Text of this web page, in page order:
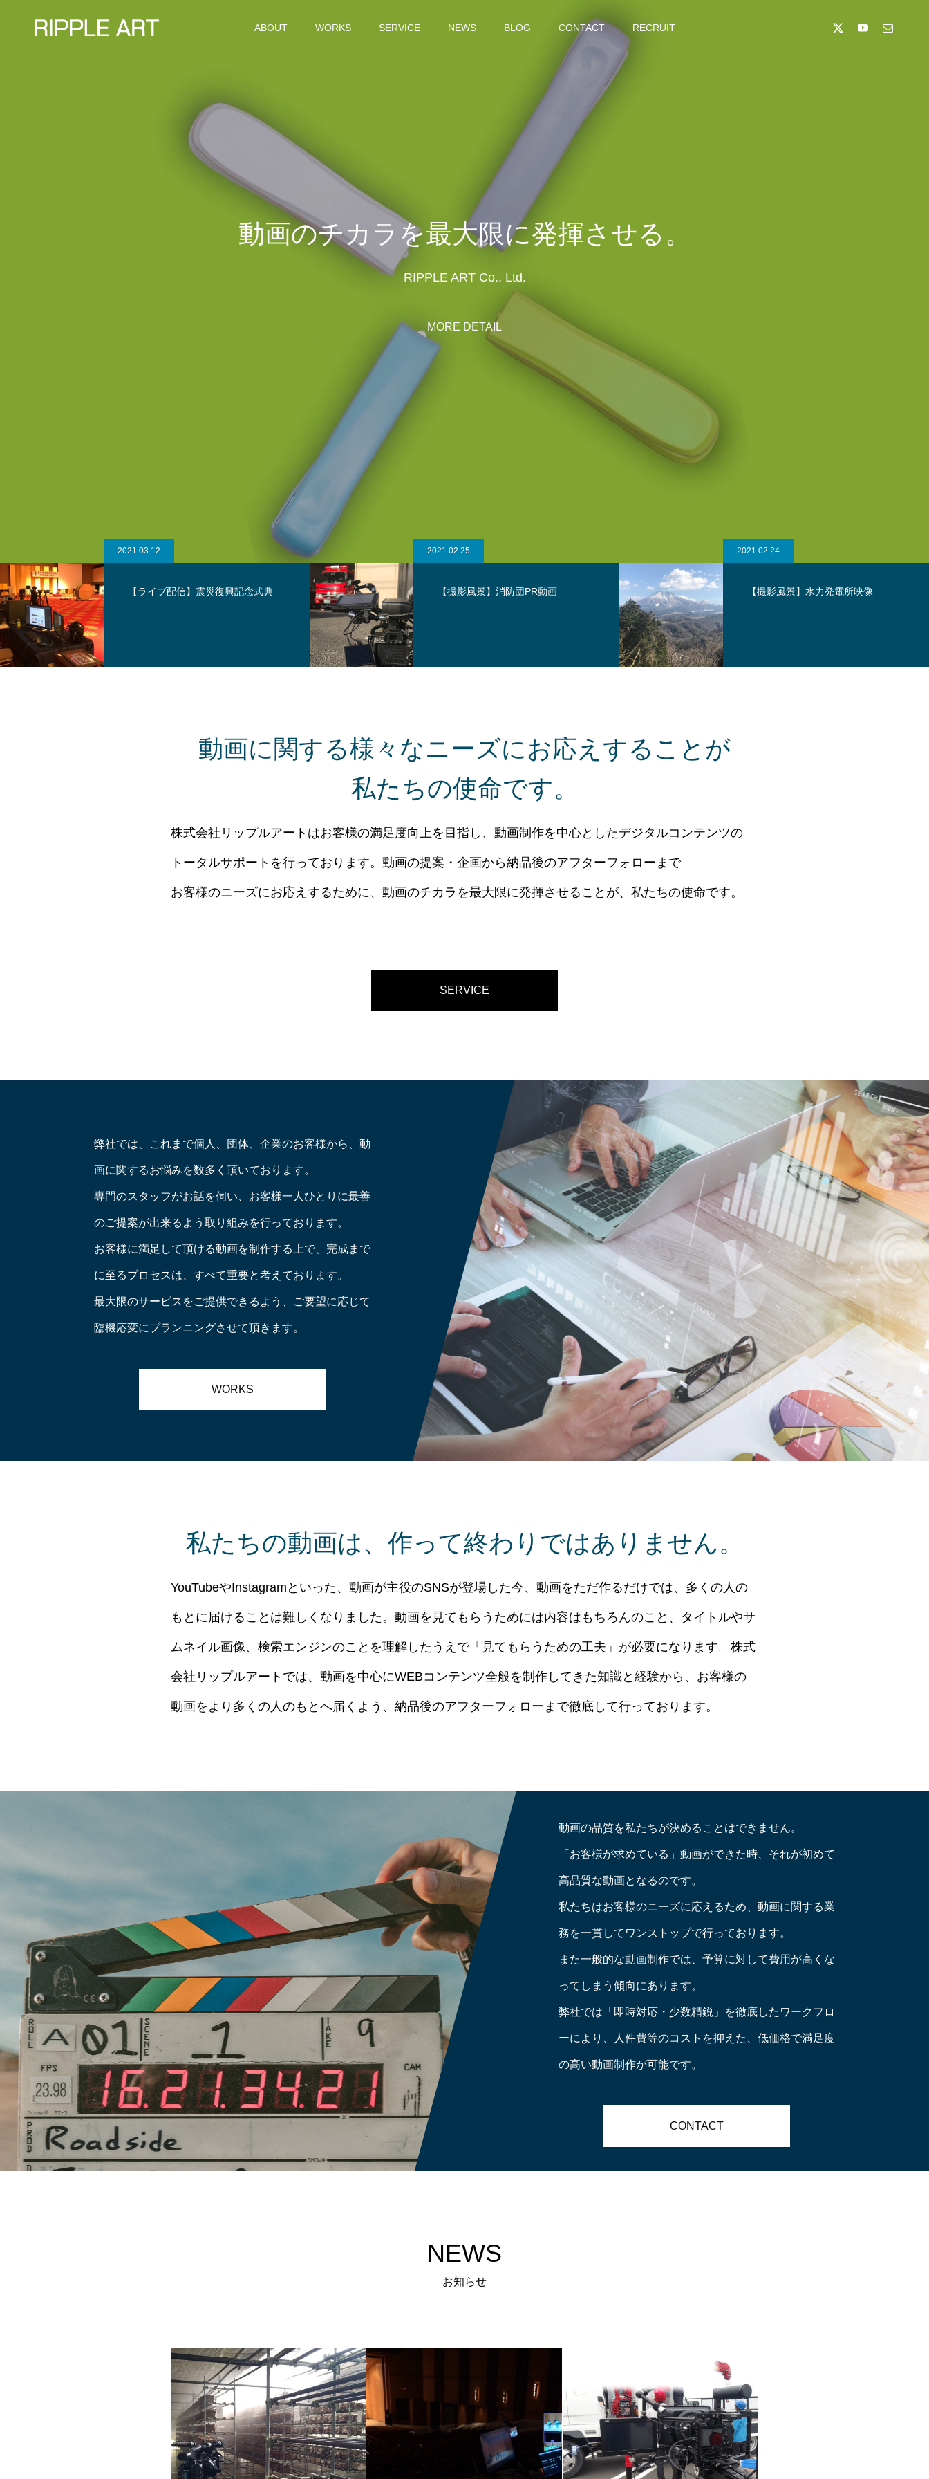
ABOUT WORKS SERVICE NEWS BLOG CONTACT RECRUIT
動画のチカラを最大限に発揮させる。
RIPPLE ART Co., Ltd.
MORE DETAIL
2021.02.25
【撮影風景】消防団PR動画
2021.02.24
【撮影風景】水力発電所映像
2021.10.15
【撮影風景】佐倉きのこ園紹介動画
動画に関する様々なニーズにお応えすることが
私たちの使命です。
株式会社リップルアートはお客様の満足度向上を目指し、動画制作を中心としたデジタルコンテンツの
トータルサポートを行っております。動画の提案・企画から納品後のアフターフォローまで
お客様のニーズにお応えするために、動画のチカラを最大限に発揮させることが、私たちの使命です。
SERVICE
弊社では、これまで個人、団体、企業のお客様から、動
画に関するお悩みを数多く頂いております。
専門のスタッフがお話を伺い、お客様一人ひとりに最善
のご提案が出来るよう取り組みを行っております。
お客様に満足して頂ける動画を制作する上で、完成まで
に至るプロセスは、すべて重要と考えております。
最大限のサービスをご提供できるよう、ご要望に応じて
臨機応変にプランニングさせて頂きます。
WORKS
私たちの動画は、作って終わりではありません。
YouTubeやInstagramといった、動画が主役のSNSが登場した今、動画をただ作るだけでは、多くの人の
もとに届けることは難しくなりました。動画を見てもらうためには内容はもちろんのこと、タイトルやサ
ムネイル画像、検索エンジンのことを理解したうえで「見てもらうための工夫」が必要になります。株式
会社リップルアートでは、動画を中心にWEBコンテンツ全般を制作してきた知識と経験から、お客様の
動画をより多くの人のもとへ届くよう、納品後のアフターフォローまで徹底して行っております。
動画の品質を私たちが決めることはできません。
「お客様が求めている」動画ができた時、それが初めて
高品質な動画となるのです。
私たちはお客様のニーズに応えるため、動画に関する業
務を一貫してワンストップで行っております。
また一般的な動画制作では、予算に対して費用が高くな
ってしまう傾向にあります。
弊社では「即時対応・少数精鋭」を徹底したワークフロ
ーにより、人件費等のコストを抑えた、低価格で満足度
の高い動画制作が可能です。
CONTACT
NEWS
お知らせ